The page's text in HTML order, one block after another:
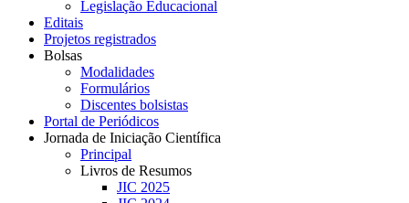
Legislação Educacional
Editais
Projetos registrados
Bolsas
Modalidades
Formulários
Discentes bolsistas
Portal de Periódicos
Jornada de Iniciação Científica
Principal
Livros de Resumos
JIC 2025